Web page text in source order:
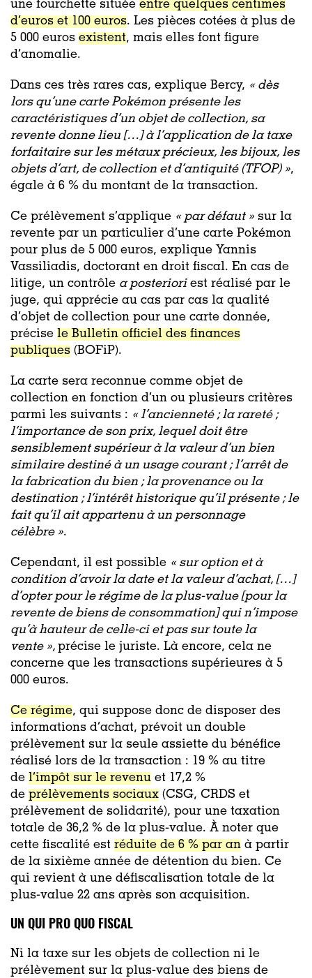
une fourchette située entre quelques centimes
d’euros et 100 euros. Les pièces cotées à plus de
5 000 euros existent, mais elles font figure
d’anomalie.
Dans ces très rares cas, explique Bercy, « dès
lors qu’une carte Pokémon présente les
caractéristiques d’un objet de collection, sa
revente donne lieu […] à l’application de la taxe
forfaitaire sur les métaux précieux, les bijoux, les
objets d’art, de collection et d’antiquité (TFOP) »,
égale à 6 % du montant de la transaction.
Ce prélèvement s’applique « par défaut » sur la
revente par un particulier d’une carte Pokémon
pour plus de 5 000 euros, explique Yannis
Vassiliadis, doctorant en droit fiscal. En cas de
litige, un contrôle a posterioriest réalisé par le
juge, qui apprécie au cas par cas la qualité
d’objet de collection pour une carte donnée,
précise le Bulletin officiel des finances
publiques (BOFiP).
La carte sera reconnue comme objet de
collection en fonction d’un ou plusieurs critères
parmi les suivants : « l’ancienneté ; la rareté ;
l’importance de son prix, lequel doit être
sensiblement supérieur à la valeur d’un bien
similaire destiné à un usage courant ; l’arrêt de
la fabrication du bien ; la provenance ou la
destination ; l’intérêt historique qu’il présente ; le
fait qu’il ait appartenu à un personnage
célèbre ».
Cependant, il est possible « sur option et à
condition d’avoir la date et la valeur d’achat, […]
d’opter pour le régime de la plus-value [pour la
revente de biens de consommation] qui n’impose
qu’à hauteur de celle-ci et pas sur toute la
vente », précise le juriste. Là encore, cela ne
concerne que les transactions supérieures à 5
000 euros.
Ce régime, qui suppose donc de disposer des
informations d’achat, prévoit un double
prélèvement sur la seule assiette du bénéfice
réalisé lors de la transaction : 19 % au titre
de l’impôt sur le revenu et 17,2 %
de prélèvements sociaux (CSG, CRDS et
prélèvement de solidarité), pour une taxation
totale de 36,2 % de la plus-value. À noter que
cette fiscalité est réduite de 6 % par an à partir
de la sixième année de détention du bien. Ce
qui revient à une défiscalisation totale de la
plus-value 22 ans après son acquisition.
UN QUI PRO QUO FISCAL
Ni la taxe sur les objets de collection ni le
prélèvement sur la plus-value des biens de